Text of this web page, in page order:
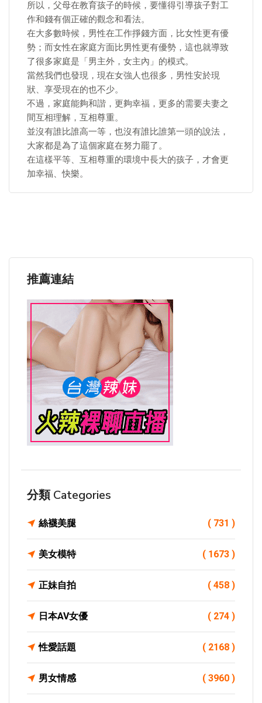
所以，父母在教育孩子的時候，要懂得引導孩子對工
作和錢有個正確的觀念和看法。
在大多數時候，男性在工作掙錢方面，比女性更有優
勢；而女性在家庭方面比男性更有優勢，這也就導致
了很多家庭是「男主外，女主內」的模式。
當然我們也發現，現在女強人也很多，男性安於現
狀、享受現在的也不少。
不過，家庭能夠和諧，更夠幸福，更多的需要夫妻之
間互相理解，互相尊重。
並沒有誰比誰高一等，也沒有誰比誰第一頭的說法，
大家都是為了這個家庭在努力罷了。
在這樣平等、互相尊重的環境中長大的孩子，才會更
加幸福、快樂。
推薦連結
分類 Categories
絲襪美腿 ( 731 )
美女模特 ( 1673 )
正妹自拍 ( 458 )
日本AV女優 ( 274 )
性愛話題 ( 2168 )
男女情感 ( 3960 )